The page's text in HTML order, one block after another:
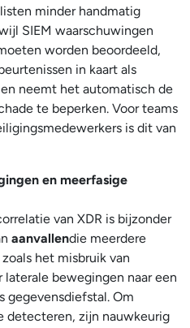
minder handmatig
SIEM waarschuwingen
worden beoordeeld,
in kaart als
neemt het automatisch de
te beperken. Voor teams
is dit van
en meerfasige
van XDR is bijzonder
aanvallendie meerdere
het misbruik van
bewegingen naar een
gegevensdiefstal. Om
detecteren, zijn nauwkeurig